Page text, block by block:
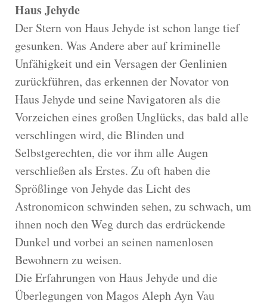
Haus Jehyde
Der Stern von Haus Jehyde ist schon lange tief
gesunken. Was Andere aber auf kriminelle
Unfähigkeit und ein Versagen der Genlinien
zurückführen, das erkennen der Novator von
Haus Jehyde und seine Navigatoren als die
Vorzeichen eines großen Unglücks, das bald alle
verschlingen wird, die Blinden und
Selbstgerechten, die vor ihm alle Augen
verschließen als Erstes. Zu oft haben die
Sprößlinge von Jehyde das Licht des
Astronomicon schwinden sehen, zu schwach, um
ihnen noch den Weg durch das erdrückende
Dunkel und vorbei an seinen namenlosen
Bewohnern zu weisen.
Die Erfahrungen von Haus Jehyde und die
Überlegungen von Magos Aleph Ayn Vau